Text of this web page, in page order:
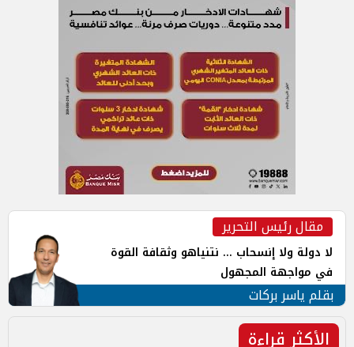
مقال رئيس التحرير
لا دولة ولا إنسحاب ... نتنياهو وثقافة القوة
في مواجهة المجهول
بقلم ياسر بركات
الأكثر قراءة